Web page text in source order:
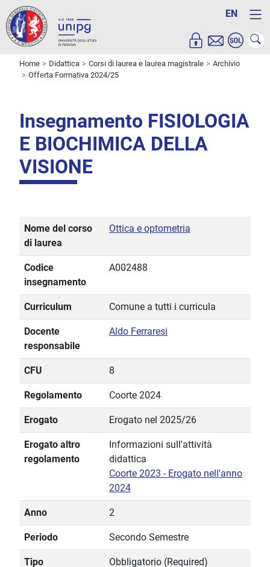
EN
Home Didattica Corsi di laurea e laurea magistrale
Archivio
Offerta Formativa 2024/25
Insegnamento FISIOLOGIA
E BIOCHIMICA DELLA
VISIONE
Nome del corso
di laurea
Ottica e optometria
Codice
insegnamento
A002488
Curriculum Comune a tutti i curricula
Docente
responsabile
Aldo Ferraresi
CFU 8
Regolamento Coorte 2024
Erogato Erogato nel 2025/26
Erogato altro
regolamento
Informazioni sull'attività
didattica
Coorte 2023 - Erogato nell'anno
2024
Anno 2
Periodo Secondo Semestre
Tipo
Obbligatorio (Required)